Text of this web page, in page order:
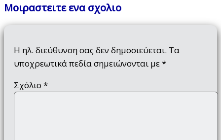
Μοιραστειτε ενα σχολιο
Η ηλ. διεύθυνση σας δεν δημοσιεύεται. Τα
υποχρεωτικά πεδία σημειώνονται με*
Σχόλιο *